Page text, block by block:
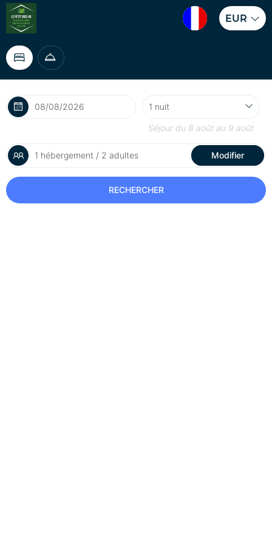
EUR
Séjour du 8 août au 9 août
1 hébergement / 2 adultes Modifier